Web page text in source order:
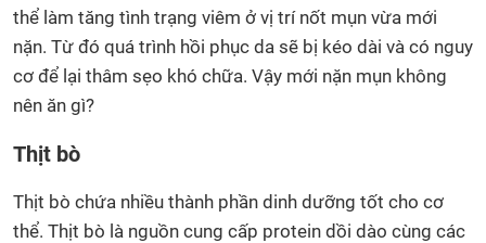
thể làm tăng tình trạng viêm ở vị trí nốt mụn vừa mới
nặn. Từ đó quá trình hồi phục da sẽ bị kéo dài và có nguy
cơ để lại thâm sẹo khó chữa. Vậy mới nặn mụn không
nên ăn gì?
Thịt bò
Thịt bò chứa nhiều thành phần dinh dưỡng tốt cho cơ
thể. Thịt bò là nguồn cung cấp protein dồi dào cùng các